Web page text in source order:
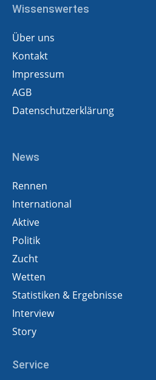
Wissenswertes
Über uns
Kontakt
Impressum
AGB
Datenschutzerklärung
News
Rennen
International
Aktive
Politik
Zucht
Wetten
Statistiken & Ergebnisse
Interview
Story
Service